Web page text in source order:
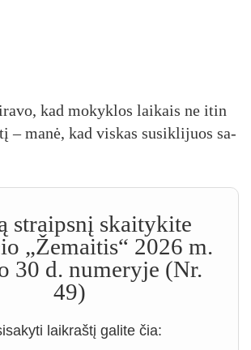
kad mo­kyk­los lai­kais ne itin
– ma­nė, kad vis­kas su­si­kli­juos sa­
straipsnį skaitykite
„Žemaitis“ 2026 m.
30 d. numeryje (Nr.
49)
laikraštį galite čia: